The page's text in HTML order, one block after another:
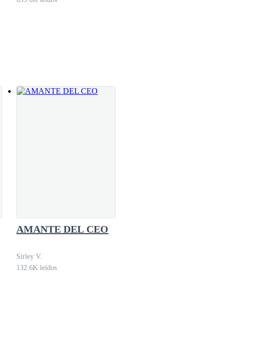
AMANTE DEL CEO
Sirley V.
132.6K leídos